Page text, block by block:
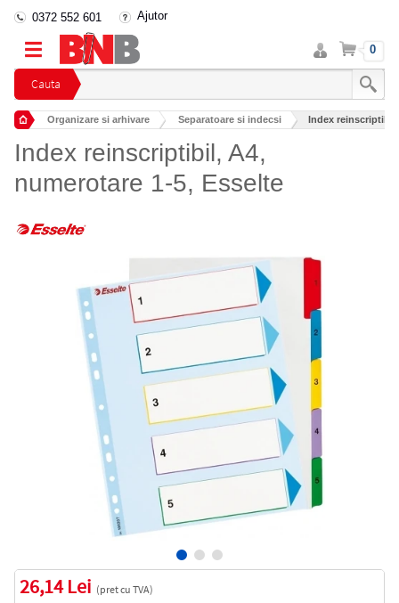
Cauta
0372 552 601 Ajutor
Intra
in
cont
Cos 0
Organizare si arhivare Separatoare si indecsi Index reinscriptibil,
Index reinscriptibil, A4,
numerotare 1-5, Esselte
26,14 Lei (pret cu TVA)